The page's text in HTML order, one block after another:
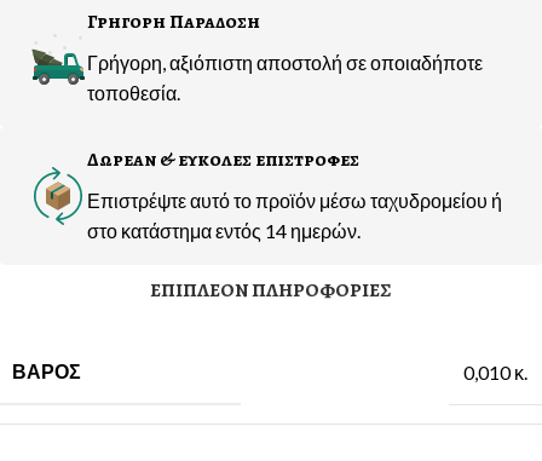
Γρηγορη Παραδοση
Γρήγορη, αξιόπιστη αποστολή σε οποιαδήποτε
τοποθεσία.
Δωρεαν & ευκολες επιστροφες
Επιστρέψτε αυτό το προϊόν μέσω ταχυδρομείου ή
στο κατάστημα εντός 14 ημερών.
ΕΠΙΠΛΈΟΝ ΠΛΗΡΟΦΟΡΊΕΣ
ΒΆΡΟΣ 0,010 κ.